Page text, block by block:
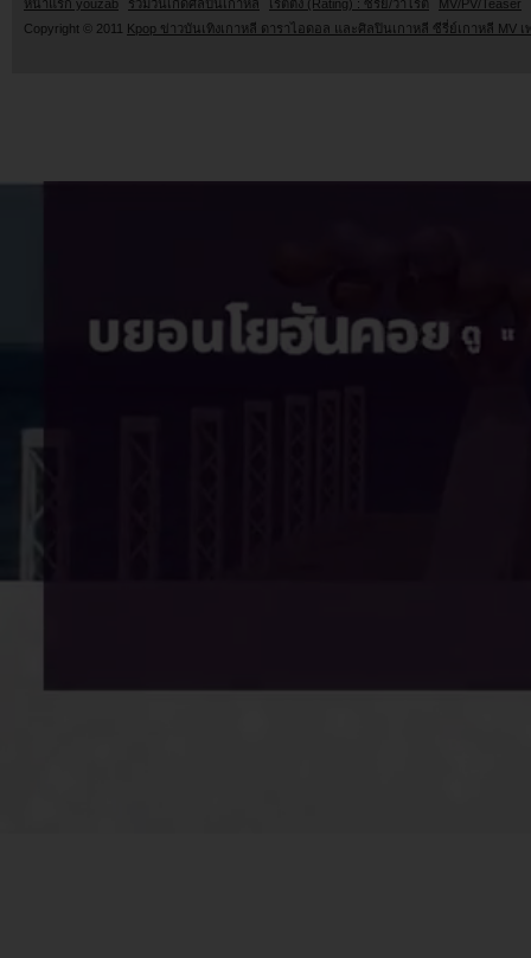
หน้าแรก youzab รวมวันเกิดศิลปินเกาหลี เรตติ้ง (Rating) : ซีรี่ย์/วาไรตี้
MV/PV/Teaser
Copyright © 2011 Kpop ข่าวบันเทิงเกาหลี ดาราไอดอล และศิลปินเกาหลี ซีรี่ย์เกาหลี MV